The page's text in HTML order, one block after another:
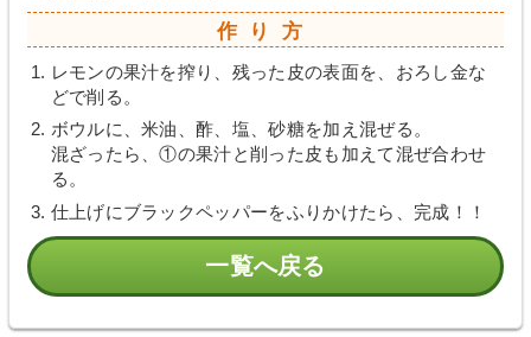
作り方
レモンの果汁を搾り、残った皮の表面を、おろし金な
どで削る。
ボウルに、米油、酢、塩、砂糖を加え混ぜる。
混ざったら、①の果汁と削った皮も加えて混ぜ合わせ
る。
仕上げにブラックペッパーをふりかけたら、完成！！
一覧へ戻る